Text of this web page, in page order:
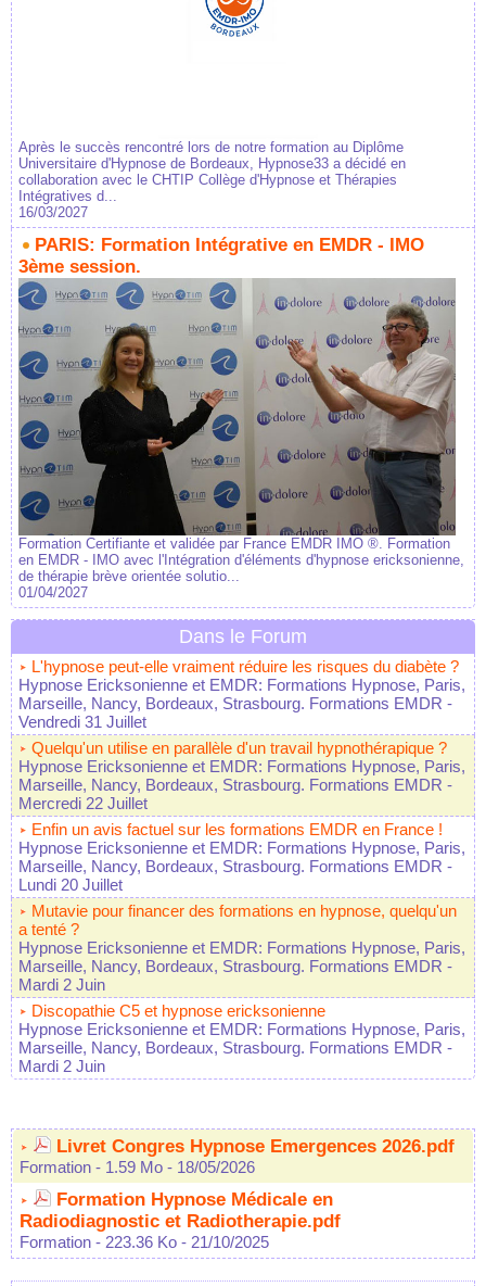
Après le succès rencontré lors de notre formation au Diplôme
Universitaire d'Hypnose de Bordeaux, Hypnose33 a décidé en
collaboration avec le CHTIP Collège d'Hypnose et Thérapies
Intégratives d...
16/03/2027
PARIS: Formation Intégrative en EMDR - IMO
3ème session.
Formation Certifiante et validée par France EMDR IMO ®. Formation
en EMDR - IMO avec l'Intégration d'éléments d'hypnose ericksonienne,
de thérapie brève orientée solutio...
01/04/2027
Dans le Forum
L'hypnose peut-elle vraiment réduire les risques du diabète ?
Hypnose Ericksonienne et EMDR: Formations Hypnose, Paris,
Marseille, Nancy, Bordeaux, Strasbourg. Formations EMDR -
Vendredi 31 Juillet
Quelqu'un utilise en parallèle d'un travail hypnothérapique ?
Hypnose Ericksonienne et EMDR: Formations Hypnose, Paris,
Marseille, Nancy, Bordeaux, Strasbourg. Formations EMDR -
Mercredi 22 Juillet
Enfin un avis factuel sur les formations EMDR en France !
Hypnose Ericksonienne et EMDR: Formations Hypnose, Paris,
Marseille, Nancy, Bordeaux, Strasbourg. Formations EMDR -
Lundi 20 Juillet
Mutavie pour financer des formations en hypnose, quelqu'un
a tenté ?
Hypnose Ericksonienne et EMDR: Formations Hypnose, Paris,
Marseille, Nancy, Bordeaux, Strasbourg. Formations EMDR -
Mardi 2 Juin
Discopathie C5 et hypnose ericksonienne
Hypnose Ericksonienne et EMDR: Formations Hypnose, Paris,
Marseille, Nancy, Bordeaux, Strasbourg. Formations EMDR -
Mardi 2 Juin
Livret Congres Hypnose Emergences 2026.pdf
Formation - 1.59 Mo - 18/05/2026
Formation Hypnose Médicale en
Radiodiagnostic et Radiotherapie.pdf
Formation - 223.36 Ko - 21/10/2025